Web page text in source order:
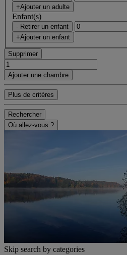
+Ajouter un adulte
Enfant(s)
- Retirer un enfant
+Ajouter un enfant
Supprimer
Ajouter une chambre
Plus de critères
Rechercher
Où allez-vous ?
Skip search by categories